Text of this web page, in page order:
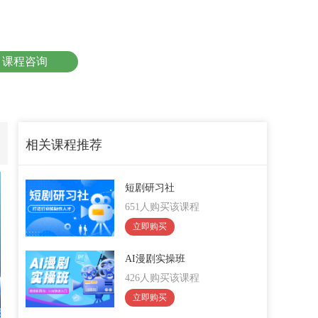
课程咨询
相关课程推荐
短剧研习社
651人购买该课程
立即购买
AI漫剧实操班
426人购买该课程
立即购买